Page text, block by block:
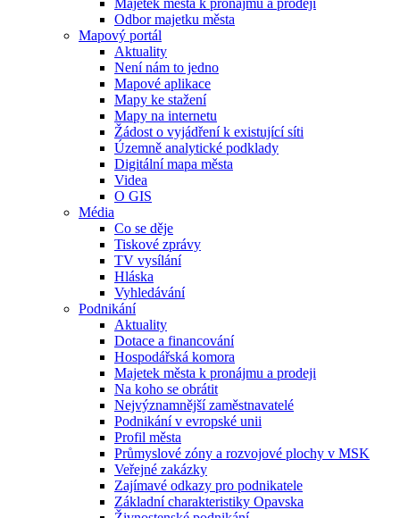
Majetek města k pronájmu a prodeji
Odbor majetku města
Mapový portál
Aktuality
Není nám to jedno
Mapové aplikace
Mapy ke stažení
Mapy na internetu
Žádost o vyjádření k existující síti
Územně analytické podklady
Digitální mapa města
Videa
O GIS
Média
Co se děje
Tiskové zprávy
TV vysílání
Hláska
Vyhledávání
Podnikání
Aktuality
Dotace a financování
Hospodářská komora
Majetek města k pronájmu a prodeji
Na koho se obrátit
Nejvýznamnější zaměstnavatelé
Podnikání v evropské unii
Profil města
Průmyslové zóny a rozvojové plochy v MSK
Veřejné zakázky
Zajímavé odkazy pro podnikatele
Základní charakteristiky Opavska